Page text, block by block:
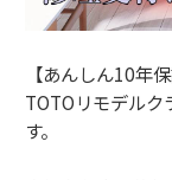
【あんしん10年保
TOTOリモデルク
す。